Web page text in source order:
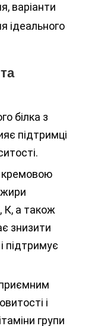
варіанти
ідеального
білка з
підтримці
кремовою
жири
К, а також
знизити
підтримує
і
групи